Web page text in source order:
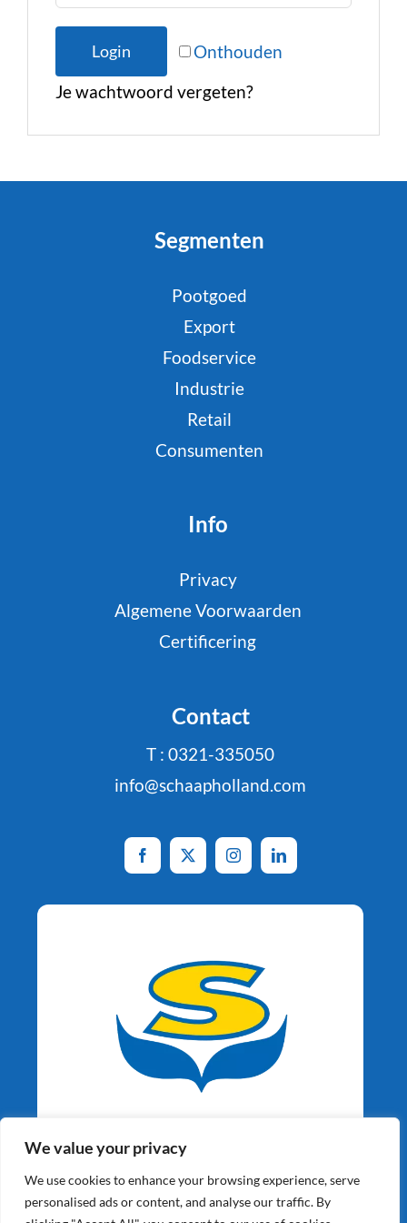
We value your privacy
We use cookies to enhance your browsing experience, serve
personalised ads or content, and analyse our traffic. By
Onthouden
Login
Je wachtwoord vergeten?
Segmenten
Pootgoed
Export
Foodservice
Industrie
Retail
Consumenten
Info
Privacy
Algemene Voorwaarden
Certificering
Contact
T : 0321-335050
info@schaapholland.com